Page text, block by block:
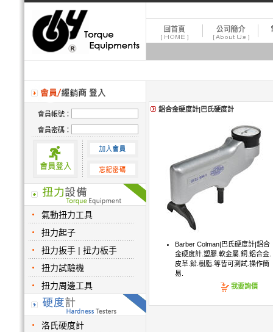
會員帳號：
會員密碼：
氣動扭力工具
扭力起子
扭力扳手 | 扭力板手
扭力試驗機
扭力周邊工具
洛氏硬度計
鋁合金硬度計|巴氏硬度計
Barber Colman|巴氏硬度計|鋁合
金硬度計.塑膠.軟金屬.銅.鋁合金.
皮革.鉛.樹脂.等皆可測試.操作簡
易.
我要詢價